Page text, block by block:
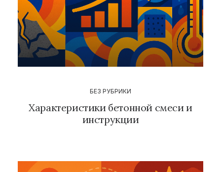
БЕЗ РУБРИКИ
Характеристики бетонной смеси и
инструкции